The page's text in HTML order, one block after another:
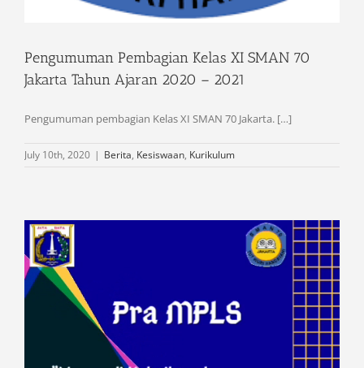
Pengumuman Pembagian Kelas XI SMAN 70
Jakarta Tahun Ajaran 2020 – 2021
Pengumuman pembagian Kelas XI SMAN 70 Jakarta. […]
July 10th, 2020 | Berita, Kesiswaan, Kurikulum